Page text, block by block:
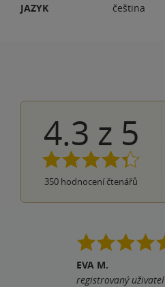
JAZYK
čeština
4.3 z 5
350 hodnocení čtenářů
EVA M.
registrovaný uživatel